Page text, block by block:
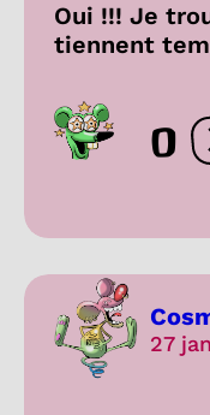
Oui !!! Je
tiennent
0
27